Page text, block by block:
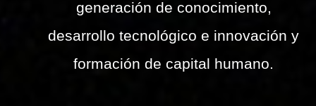
generación de conocimiento,
desarrollo tecnológico e innovación y
formación de capital humano.